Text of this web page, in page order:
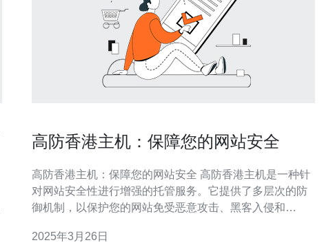
高防香港主机：保障您的网站安全
高防香港主机：保障您的网站安全 高防香港主机是一种针
对网站安全性进行增强的托管服务。它提供了多层次的防
御机制，以保护您的网站免受恶意攻击、黑客入侵和
地运行和维护您的网站，确保用户数据的安全和隐私。 1.
2025年3月26日